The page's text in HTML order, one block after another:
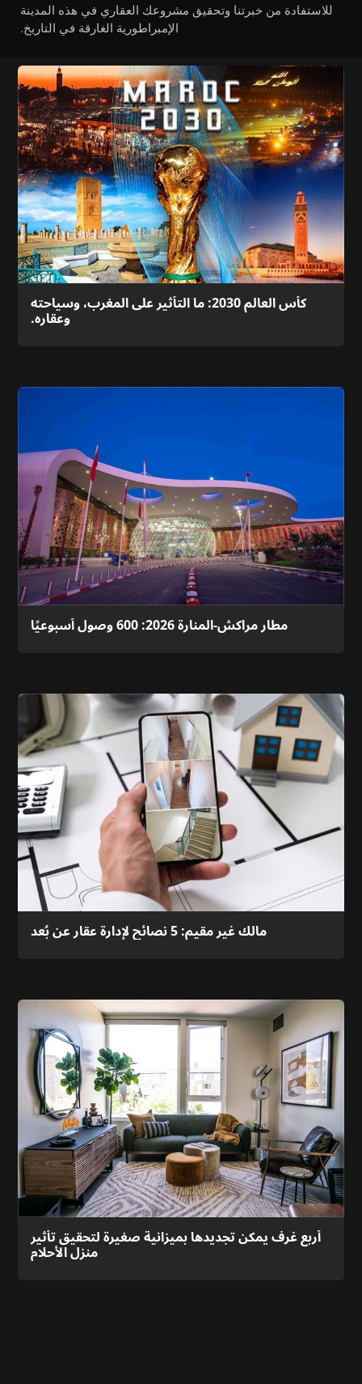
للاستفادة من خبرتنا وتحقيق مشروعك العقاري في هذه المدينة
الإمبراطورية الغارقة في التاريخ.
كأس العالم 2030: ما التأثير على المغرب، وسياحته
وعقاره.
مطار مراكش-المنارة 2026: 600 وصول أسبوعيًا
مالك غير مقيم: 5 نصائح لإدارة عقار عن بُعد
أربع غرف يمكن تجديدها بميزانية صغيرة لتحقيق تأثير
منزل الأحلام